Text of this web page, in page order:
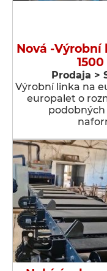
Nová -
Prodaja >
Výrobní linka na
europalet o